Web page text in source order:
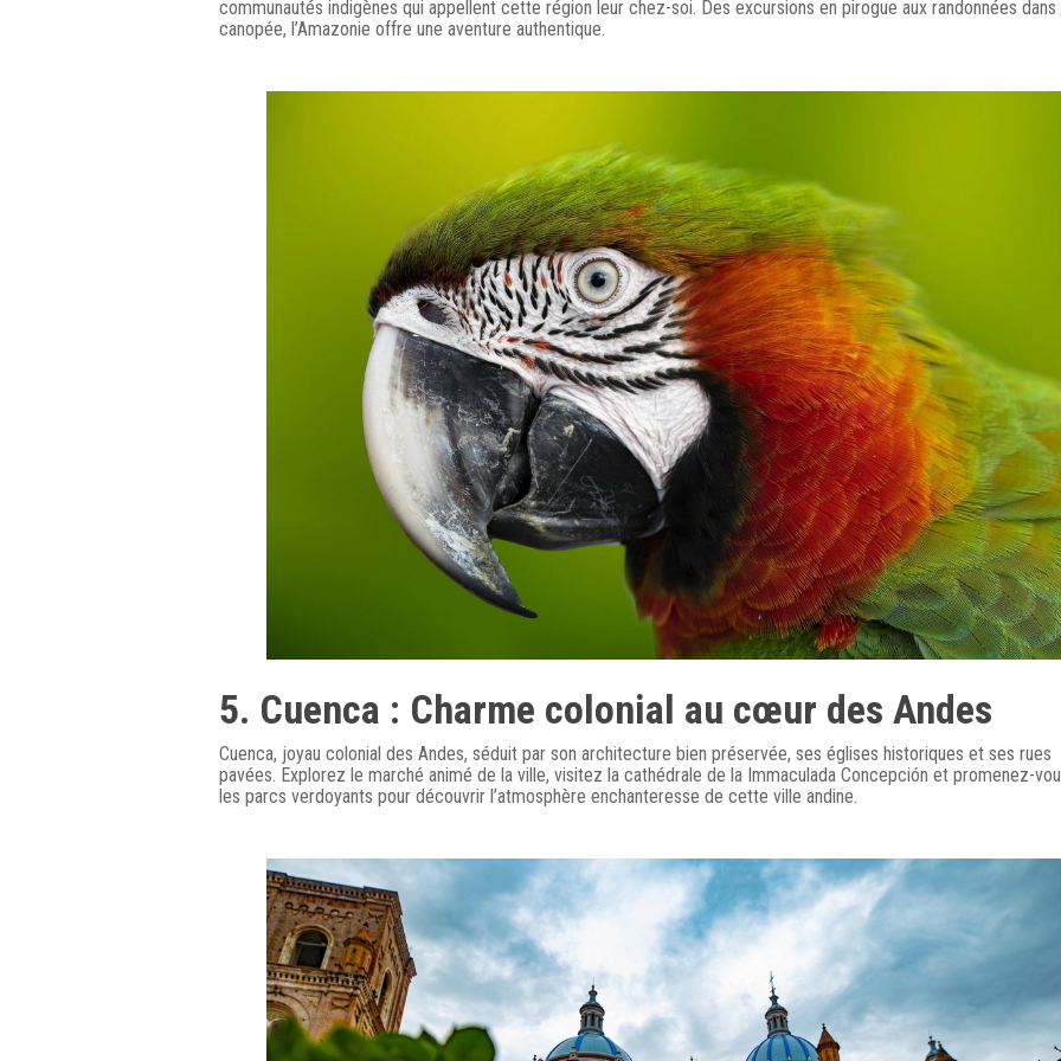
communautés indigènes qui appellent cette région leur chez-soi. Des excursions en pirogue aux randonnées dans
canopée, l’Amazonie offre une aventure authentique.
5. Cuenca : Charme colonial au cœur des Andes
Cuenca, joyau colonial des Andes, séduit par son architecture bien préservée, ses églises historiques et ses rues
pavées. Explorez le marché animé de la ville, visitez la cathédrale de la Immaculada Concepción et promenez-
les parcs verdoyants pour découvrir l’atmosphère enchanteresse de cette ville andine.